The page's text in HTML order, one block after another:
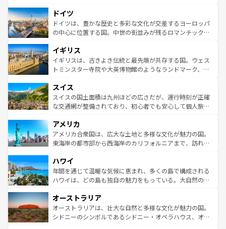
せる。地方によって風土や気候が異なるスペインはその個
性で訪れる人を魅了する。 なお、新着のスペイン情報は コ
ンテンツ一覧を参照してほしい。
で、幅広い魅力が詰まっている。華麗な宮殿、歴史的な大
聖堂、美しいビーチ、そして豊かな自然が、訪れる者を心
から魅了する。また、フランスは美食の国としても知ら
いる。シャンパンの発祥地であるランス、プロヴァンスの
香り高いラベンダー畑など、多彩な楽しみ方が可能だ。さ
らに、パリ以外の地域にも魅力が溢れており、どの街角に
れる地方に足を運ぶとそれぞれで全く異なる文化を体験で
きるだろう。 なお、新着のフランス情報はコンテンツ一覧
を参照してほしい。
ドイツ
ドイツは、豊かな歴史と多彩な文化が交差するヨーロッパ
の中心に位置する国。中世の街並みが残るロマンチック街
顔を持つこの国は、どこを歩いても飽きることがない。ベ
ルリンの文化的活気、バイエルン州のアルプスの絶景、そ
してライン川沿いのワイン畑といった風景は必見。ビール
は、お酒好きな人にはぜひ体験してほしい。 なお、新着の
ドイツ情報はコンテンツ一覧を参照してほしい。
イギリス
イギリスは、古きよき伝統と最先端が共存する国。ウェス
トミンスター寺院や大英博物館のようなランドマーク、歴
リアごとに異なる魅力がある。また、優雅なアフタヌーン
ティー、ビール好きにはたまらない英国パブ、サッカー観
戦など、本場だからこそできる体験も豊富。イギリスを旅
ンツ一覧を参照してほしい。
スイス
スイスの国土面積は九州ほどの広さだが、運行時刻が正確
な交通網が整備されており、初心者でも安心して個人旅行
の建物がそのまま残る町や、スイスならではのユニークな
博物館もあり、アルプス観光だけでなく町歩きも満喫する
ことができる。国民の所得が高いため物価も高いが、旅行
ば市内交通費無料で観光を楽しむこともできる。 なお、新
着のスイス情報はコンテンツ一覧 を参照してほしい。
アメリカ
アメリカ合衆国は、広大な土地と多様な文化が魅力の国。
東海岸の都市部から西海岸のカリフォルニアまで、訪れる
のような巨大都市は、観光、ショッピング、エンターテイ
ンメントが詰まった刺激的なスポットだ。一方、アメリカ
西部には大自然が広がり、グランドキャニオンやイエロー
部のニューオーリンズでは、音楽と美食が融合した独特の
文化が魅力。旅行者はアメリカの各地域で異なる魅力を楽
しみながら、その多様性と豊かな歴史を感じることができ
ハワイ
年間を通じて温暖な気候に恵まれ、多くの島で構成される
ハワイは、どの島も独自の魅力をもっている。大自然の神
ワイ島は見逃せない。また、定番の観光地といえばオアフ
島だが、静かな自然を求めるならマウイ島やカウアイ島が
おすすめ。エメラルドグリーンに輝く海をはじめ、豊かな
オーストラリア
オーストラリアは、壮大な自然と多様な文化が魅力の国。
シドニーのシンボルであるシドニー・オペラハウス、オー